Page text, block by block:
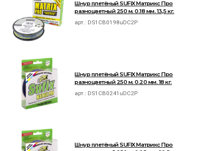
Шнур плетёный SUFIX Матрикс Про
разноцветный 250 м. 0.18 мм. 13,5 кг.
арт.: DS1CB0198uDC2P
Шнур плетёный SUFIX Матрикс Про
разноцветный 250 м. 0.20 мм. 18 кг.
арт.: DS1CB0241uDC2P
Шнур плетёный SUFIX Матрикс Про